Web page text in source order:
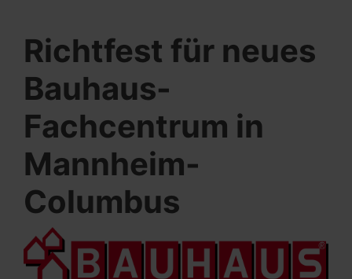
Richtfest für neues
Bauhaus-
Fachcentrum in
Mannheim-
Columbus